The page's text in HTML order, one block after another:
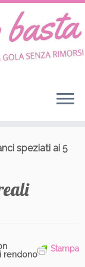
speziati ai 5
Stampa
rendono